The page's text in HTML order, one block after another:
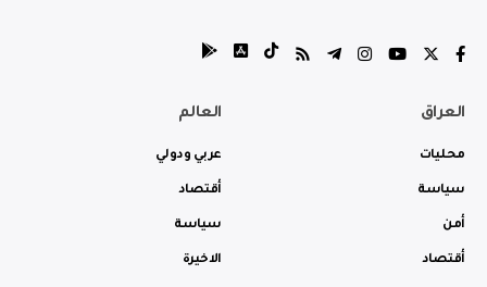
العراق
محليات
سياسة
أمن
أقتصاد
العالم
عربي ودولي
أقتصاد
سياسة
الاخيرة